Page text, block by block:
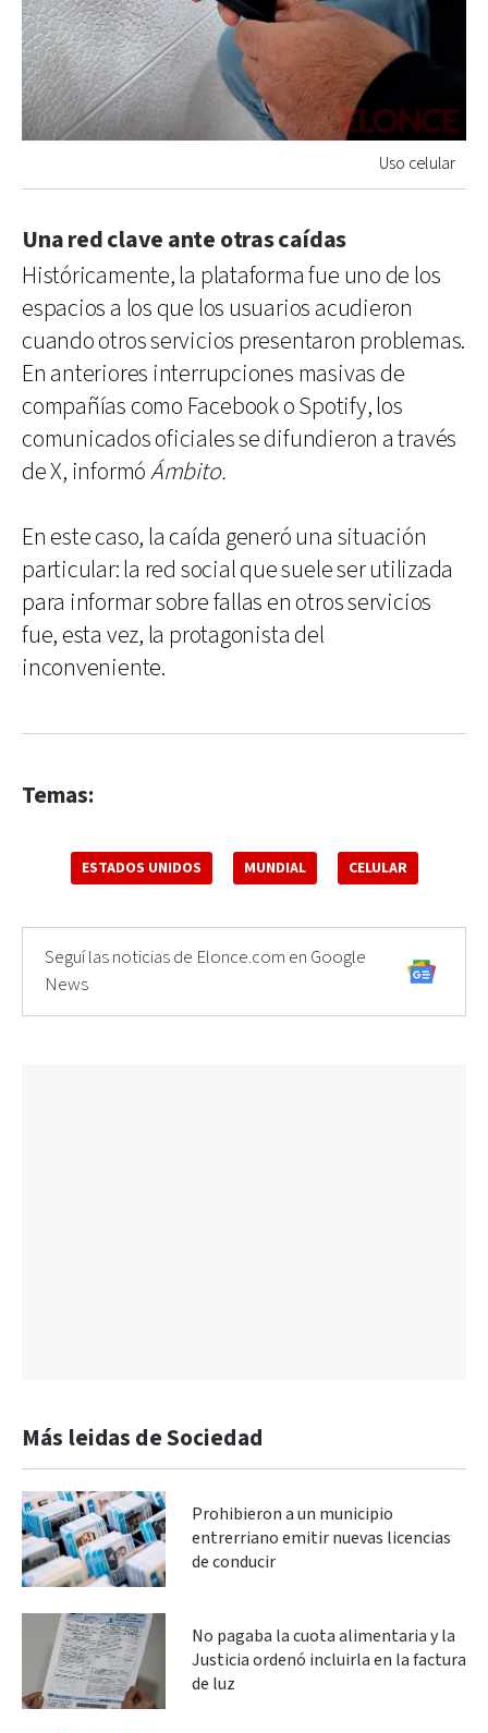
Uso celular
Una red clave ante otras caídas
Históricamente, la plataforma fue uno de los
espacios a los que los usuarios acudieron
cuando otros servicios presentaron problemas.
En anteriores interrupciones masivas de
compañías como Facebook o Spotify, los
comunicados oficiales se difundieron a través
de X, informóÁmbito.
En este caso, la caída generó una situación
particular: la red social que suele ser utilizada
para informar sobre fallas en otros servicios
fue, esta vez, la protagonista del
inconveniente.
Temas:
ESTADOS UNIDOS MUNDIAL CELULAR
Seguí las noticias de Elonce.com en Google
News
Más leidas de Sociedad
Prohibieron a un municipio
entrerriano emitir nuevas licencias
de conducir
No pagaba la cuota alimentaria y la
Justicia ordenó incluirla en la factura
de luz